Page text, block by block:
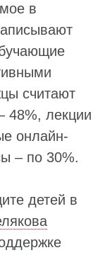
в
считают
48%, лекции
онлайн-
– по 30%.
детей в